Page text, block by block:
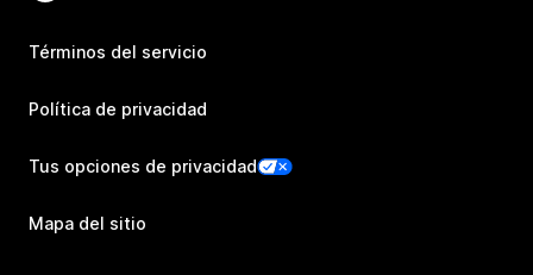
Términos del servicio
Política de privacidad
Tus opciones de privacidad
Mapa del sitio